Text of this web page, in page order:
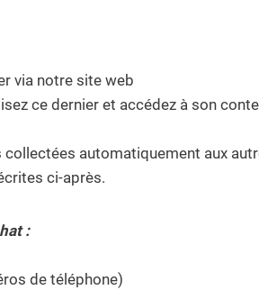
via notre site web
ce dernier et accédez à son
automatiquement aux
ci-après.
:
de téléphone)